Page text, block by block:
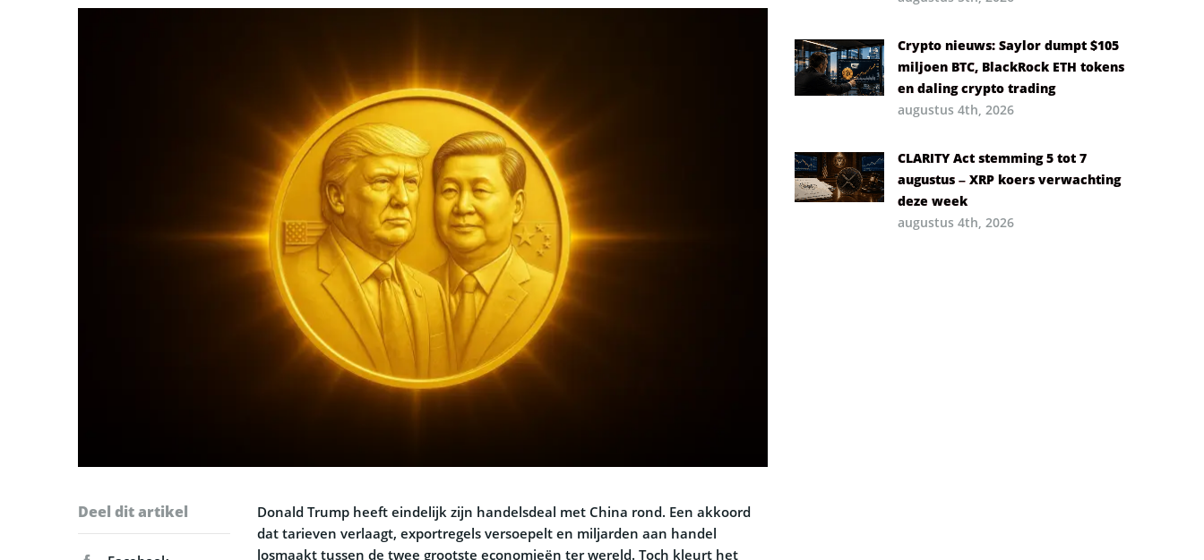
Deel dit artikel
Donald Trump heeft eindelijk zijn handelsdeal met China rond. Een akkoord
dat tarieven verlaagt, exportregels versoepelt en miljarden aan handel
losmaakt tussen de twee grootste economieën ter wereld. Toch kleurt het
Crypto nieuws: Saylor dumpt $105
miljoen BTC, BlackRock ETH tokens
en daling crypto trading
augustus 4th, 2026
CLARITY Act stemming 5 tot 7
augustus – XRP koers verwachting
deze week
augustus 4th, 2026